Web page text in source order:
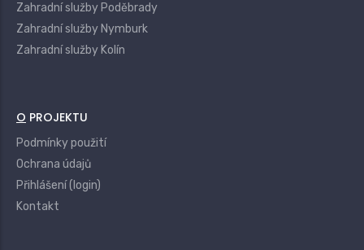
Zahradní služby Poděbrady
Zahradní služby Nymburk
Zahradní služby Kolín
O PROJEKTU
Podmínky použití
Ochrana údajů
Přihlášení (login)
Kontakt